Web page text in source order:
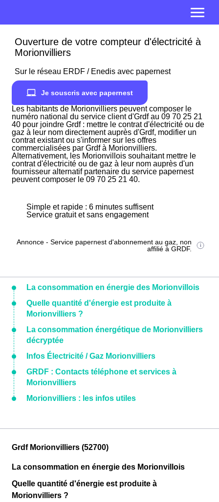
Ouverture de votre compteur d'électricité à
Morionvilliers
Sur le réseau ERDF / Enedis avec papernest
Je souscris avec papernest
Les habitants de Morionvilliers peuvent composer le
numéro national du service client d'Grdf au 09 70 25 21
40 pour joindre Grdf : mettre le contrat d'électricité ou de
gaz à leur nom directement auprès d'Grdf, modifier un
contrat existant ou s'informer sur les offres
commercialisées par Grdf à Morionvilliers.
Alternativement, les Morionvillois souhaitant mettre le
contrat d'électricité ou de gaz à leur nom auprès d'un
fournisseur alternatif partenaire du service papernest
peuvent composer le 09 70 25 21 40.
Simple et rapide : 6 minutes suffisent
Service gratuit et sans engagement
Annonce - Service papernest d'abonnement au gaz, non
affilié à GRDF.
La consommation en énergie des Morionvillois
Quelle quantité d'énergie est produite à
Morionvilliers ?
La consommation énergétique de Morionvilliers
décryptée
Infos Électricité / Gaz Morionvilliers
GRDF : Contacts téléphone et services à
Morionvilliers
Morionvilliers : les infos utiles
Grdf Morionvilliers (52700)
La consommation en énergie des Morionvillois
Quelle quantité d'énergie est produite à
Morionvilliers ?